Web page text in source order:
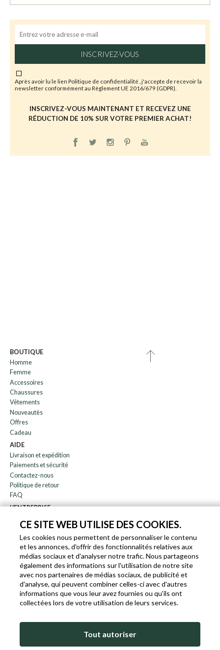
CE SITE WEB UTILISE DES COOKIES.
Les cookies nous permettent de personnaliser le contenu
et les annonces, d'offrir des fonctionnalités relatives aux
médias sociaux et d'analyser notre trafic. Nous partageons
également des informations sur l'utilisation de notre site
avec nos partenaires de médias sociaux, de publicité et
d'analyse, qui peuvent combiner celles-ci avec d'autres
informations que vous leur avez fournies ou qu'ils ont
collectées lors de votre utilisation de leurs services.
Tout autoriser
INSCRIVEZ-VOUS
Après avoir lu le lien Politique de confidentialité , j'accepte de recevoir la
newsletter conformément au Règlement UE 2016/679 (GDPR).
INSCRIVEZ-VOUS MAINTENANT ET RECEVEZ UNE
RÉDUCTION DE 10% SUR VOTRE PREMIER ACHAT!
BOUTIQUE
Homme
Femme
Accessoires
Chaussures
Vêtements
Nouveautès
Offres
Cadeau
AIDE
Livraison et expédition
Paiements et sécurité
Contactez-nous
Politique de retour
FAQ
L'ENTREPRISE
À propos de nous
Blog
Affiliation
EN IT FR DE